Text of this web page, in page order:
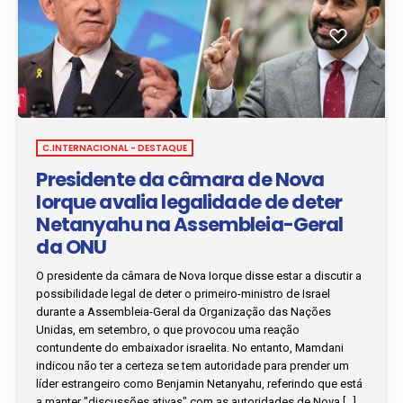
C.INTERNACIONAL - DESTAQUE
Presidente da câmara de Nova
Iorque avalia legalidade de deter
Netanyahu na Assembleia-Geral
da ONU
O presidente da câmara de Nova Iorque disse estar a discutir a
possibilidade legal de deter o primeiro-ministro de Israel
durante a Assembleia-Geral da Organização das Nações
Unidas, em setembro, o que provocou uma reação
contundente do embaixador israelita. No entanto, Mamdani
indicou não ter a certeza se tem autoridade para prender um
líder estrangeiro como Benjamin Netanyahu, referindo que está